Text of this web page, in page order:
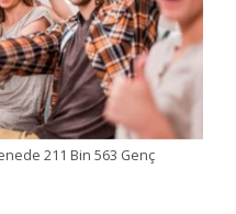
211 Bin 563 Genç